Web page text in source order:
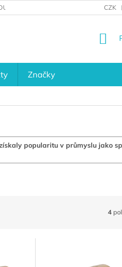
CZK
Značky
popularitu v průmyslu jako
4